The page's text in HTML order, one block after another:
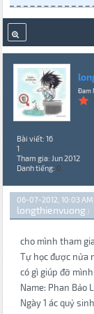
Đam
Bài viết: 16
1
Tham gia: Jun 2012
Danh tiếng: 0
06-07-2012, 10:03 AM
longthienvuong.)
cho mình tham
Tự học được nửa
có gì giúp đỡ
Name: Phan Bảo
Ngày 1 ác quỷ